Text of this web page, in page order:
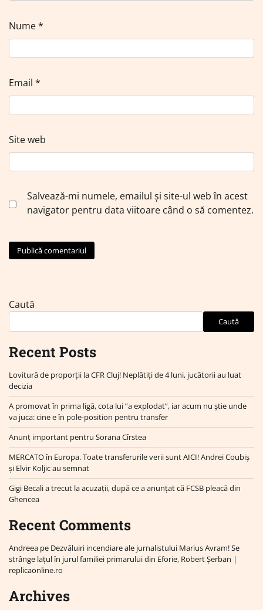
Nume*
Email *
Site web
Salvează-mi numele, emailul și site-ul web în acest
navigator pentru data viitoare când o să comentez.
Caută
Caută
Recent Posts
Lovitură de proporții la CFR Cluj! Neplătiți de 4 luni, jucătorii au luat
decizia
A promovat în prima ligă, cota lui ”a explodat”, iar acum nu știe unde
va juca: cine e în pole-position pentru transfer
Anunț important pentru Sorana Cîrstea
MERCATO în Europa. Toate transferurile verii sunt AICI! Andrei Coubiș
și Elvir Koljic au semnat
Gigi Becali a trecut la acuzații, după ce a anunțat că FCSB pleacă din
Ghencea
Recent Comments
Andreea pe Dezvăluiri incendiare ale jurnalistului Marius Avram! Se
strânge lațul în jurul familiei primarului din Eforie, Robert Șerban |
replicaonline.ro
Archives